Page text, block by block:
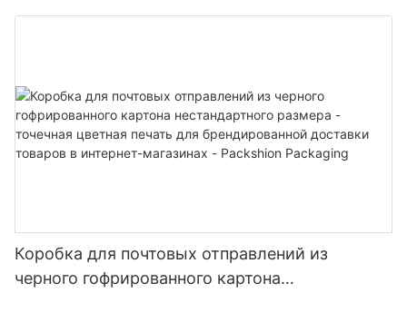
мини-бутылок и флаконов - Packshion
Коробка для почтовых отправлений из
черного гофрированного картона